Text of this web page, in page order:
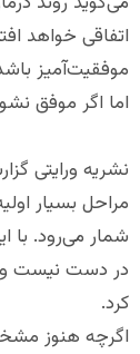
اتفاقی خواهد
موفقیت‌آمیز
اما اگر موفق
نشریه ورایتی
مراحل بسیار
شمار می‌رود. با
در دست نیست و
کرد.
اگرچه هنوز